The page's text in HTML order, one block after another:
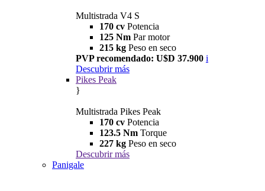
Multistrada V4 S
170 cv Potencia
125 Nm Par motor
215 kg Peso en seco
PVP recomendado: U$D 37.900 i
Descubrir más
Pikes Peak
}
Multistrada Pikes Peak
170 cv Potencia
123.5 Nm Torque
227 kg Peso en seco
Descubrir más
Panigale